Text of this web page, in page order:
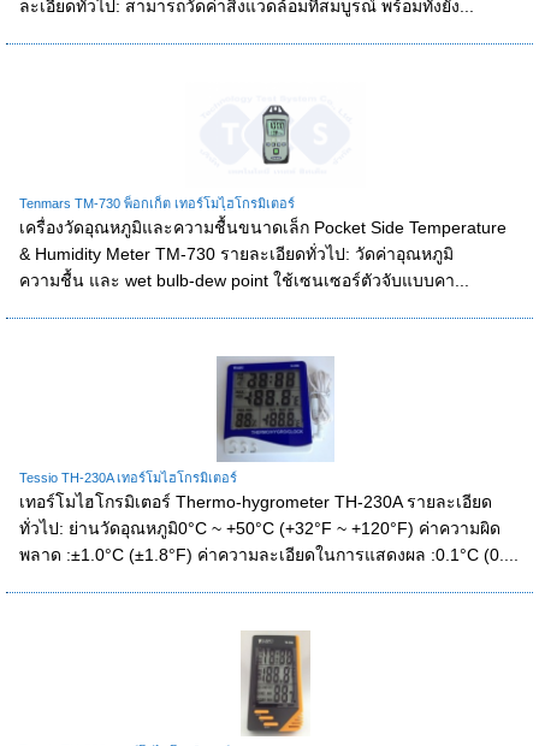
ละเอียดทั่วไป: สามารถวัดค่าสิ่งแวดล้อมที่สมบูรณ์ พร้อมทั้งยัง...
Tenmars TM-730 พ็อกเก็ต เทอร์โมไฺฮโกรมิเตอร์
เครื่องวัดอุณหภูมิและความชื้นขนาดเล็ก Pocket Side Temperature
& Humidity Meter TM-730 รายละเอียดทั่วไป: วัดค่าอุณหภูมิ
ความชื้น และ wet bulb-dew point ใช้เซนเซอร์ตัวจับแบบคา...
Tessio TH-230A เทอร์โมไฮโกรมิเตอร์
เทอร์โมไฮโกรมิเตอร์ Thermo-hygrometer TH-230A รายละเอียด
ทั่วไป: ย่านวัดอุณหภูมิ0°C ~ +50°C (+32°F ~ +120°F) ค่าความผิด
พลาด :±1.0°C (±1.8°F) ค่าความละเอียดในการแสดงผล :0.1°C (0....